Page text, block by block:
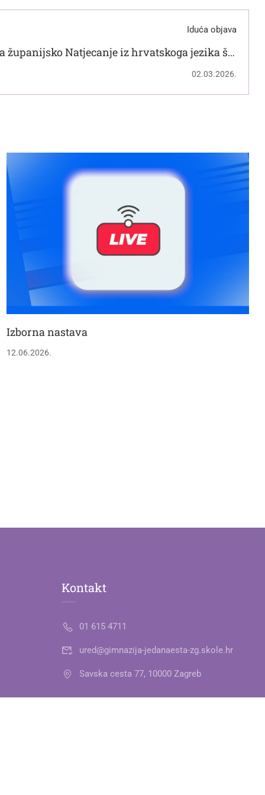
Iduća objava
županijsko Natjecanje iz hrvatskoga jezika šk.
godine 2025./2026.
02.03.2026.
Izborna nastava
12.06.2026.
Kontakt
01 615 4711
ured@gimnazija-jedanaesta-zg.skole.hr
Savska cesta 77, 10000 Zagreb